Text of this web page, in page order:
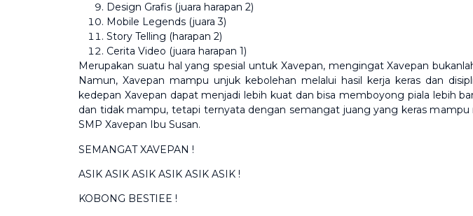
Design Grafis (juara harapan 2)
Mobile Legends (juara 3)
Story Telling (harapan 2)
Cerita Video (juara harapan 1)
Merupakan suatu hal yang spesial untuk Xavepan, mengingat Xavepan
Namun, Xavepan mampu unjuk kebolehan melalui hasil kerja keras dan
kedepan Xavepan dapat menjadi lebih kuat dan bisa memboyong piala lebih
dan tidak mampu, tetapi ternyata dengan semangat juang yang keras
SMP Xavepan Ibu Susan.
SEMANGAT XAVEPAN !
ASIK ASIK ASIK ASIK ASIK ASIK !
KOBONG BESTIEE !